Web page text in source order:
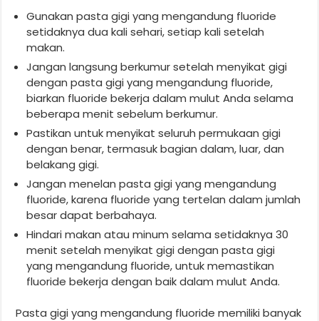
Gunakan pasta gigi yang mengandung fluoride
setidaknya dua kali sehari, setiap kali setelah
makan.
Jangan langsung berkumur setelah menyikat gigi
dengan pasta gigi yang mengandung fluoride,
biarkan fluoride bekerja dalam mulut Anda selama
beberapa menit sebelum berkumur.
Pastikan untuk menyikat seluruh permukaan gigi
dengan benar, termasuk bagian dalam, luar, dan
belakang gigi.
Jangan menelan pasta gigi yang mengandung
fluoride, karena fluoride yang tertelan dalam jumlah
besar dapat berbahaya.
Hindari makan atau minum selama setidaknya 30
menit setelah menyikat gigi dengan pasta gigi
yang mengandung fluoride, untuk memastikan
fluoride bekerja dengan baik dalam mulut Anda.
Pasta gigi yang mengandung fluoride memiliki banyak